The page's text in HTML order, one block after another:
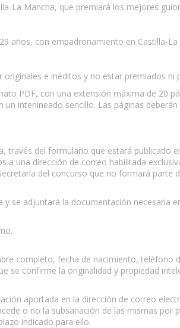
La Mancha, que premiará los mejores
años, con empadronamiento en Castilla-
e inéditos y no estar premiados
PDF, con una extensión máxima de 20
interlineado sencillo. Las páginas
del formulario que estará publicado
a una dirección de correo habilitada
del concurso que no formará parte
se adjuntará la documentación necesaria
completo, fecha de nacimiento, teléfono
se confirme la originalidad y propiedad
aportada en la dirección de correo
o no la subsanación de las mismas por
indicado para ello.